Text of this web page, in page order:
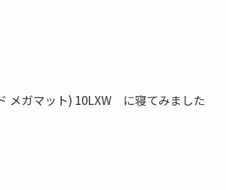
メガマット) 10LXW に寝てみました